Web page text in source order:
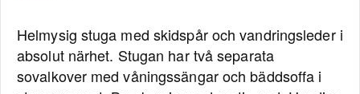
Helmysig stuga med skidspår och vandringsleder i
absolut närhet. Stugan har två separata
sovalkover med våningssängar och bäddsoffa i